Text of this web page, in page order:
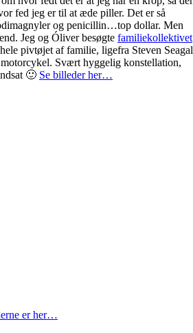
fed jeg er til at æde piller. Det er så
og penicillin…top dollar. Men
Jeg og Óliver besøgte familiekollektivet
pivtøjet af familie, ligefra Steven Seagal
Svært hyggelig konstellation,
🙂 Se billeder her…
er her…